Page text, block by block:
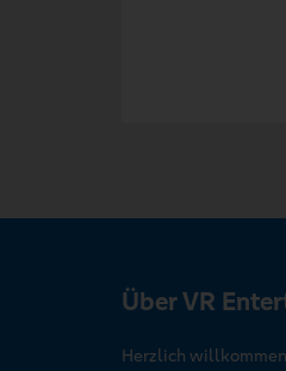
Über VR
Herzlich